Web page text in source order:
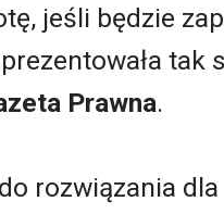
jeśli będzie
tak
Prawna.
rozwiązania